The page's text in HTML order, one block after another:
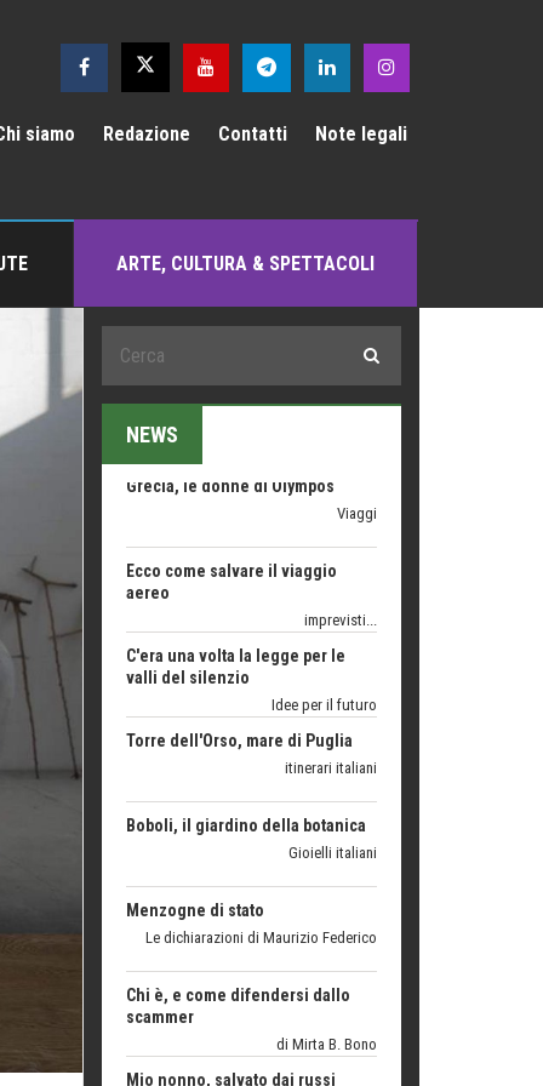
siamo Redazione Contatti Note legali
ARTE, CULTURA & SPETTACOLI
NEWS
Bolzano: L'Eisenhut Boutique
Hotel
Teodorico, sovrano illuminato
Trend
Trentodoc Festival, bollicine di
eventi
Ecco come salvare il viaggio
C'era una volta la legge per le
valli del silenzio
Idee per il futuro
Torre dell'Orso, mare di Puglia
Boboli, il giardino della botanica
Gioielli italiani
Menzogne di stato
Le dichiarazioni di Maurizio Federico
Chi è, e come difendersi dallo
scammer
Mio nonno, salvato dai russi
Macchine di guerra